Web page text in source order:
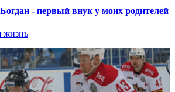
- первый внук у моих родителей
жизнь